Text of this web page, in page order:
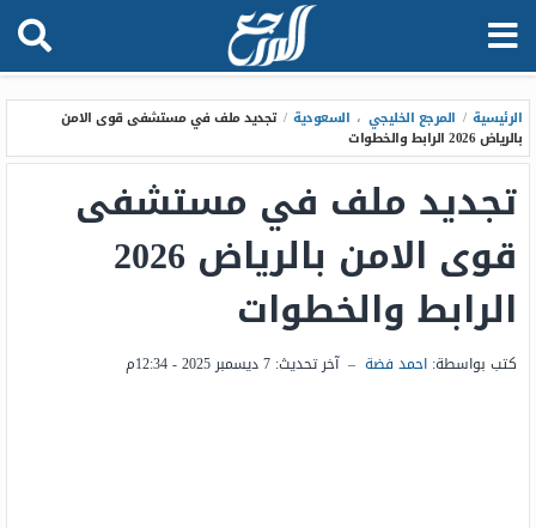
الرئيسية / المرجع الخليجي ، السعودية / تجديد ملف في مستشفى قوى الامن
بالرياض 2026 الرابط والخطوات
تجديد ملف في مستشفى
قوى الامن بالرياض 2026
الرابط والخطوات
كتب بواسطة: احمد فضة – آخر تحديث: 7 ديسمبر 2025 - 12:34م